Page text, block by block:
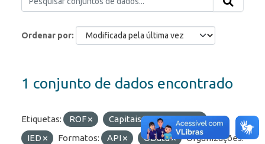
Ordenar por
1 conjunto de dados encontrado
Etiquetas: ROF
Capitais Estrangeiros
IED
Formatos: API OData
Organizações: